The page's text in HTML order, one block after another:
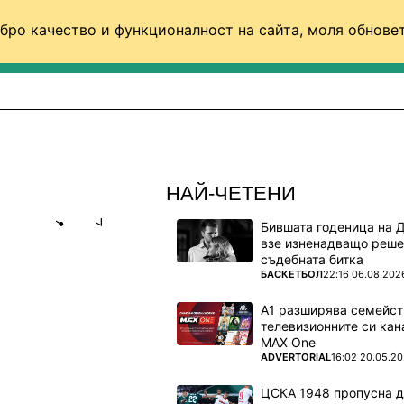
качество и функционалност на сайта, моля
НАЙ-ЧЕТЕНИ
Бившата годеница на
взе изненадващо
съдебната битка
ПОВЕЧЕ ОТ
БАСКЕТБОЛ22:16
А1 разширява
телевизионните си
MAX One
ПОВЕЧЕ ОТ
ADVERTORIAL16:02
ЦСКА 1948 пропусна